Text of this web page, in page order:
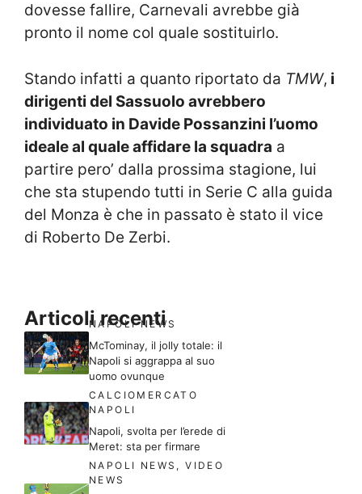
dovesse fallire, Carnevali avrebbe già
pronto il nome col quale sostituirlo.
Stando infatti a quanto riportato da TMW, i
dirigenti del Sassuolo avrebbero
individuato in Davide Possanzini l’uomo
ideale al quale affidare la squadra a
partire pero’ dalla prossima stagione, lui
che sta stupendo tutti in Serie C alla guida
del Monza è che in passato è stato il vice
di Roberto De Zerbi.
Articoli recenti
NAPOLI NEWS
McTominay, il jolly totale: il
Napoli si aggrappa al suo
uomo ovunque
CALCIOMERCATO
NAPOLI
Napoli, svolta per l’erede di
Meret: sta per firmare
NAPOLI NEWS ,VIDEO
NEWS